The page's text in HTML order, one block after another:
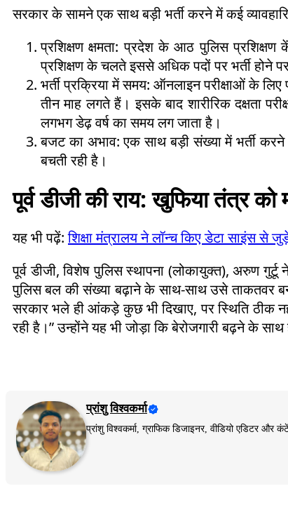
सरकार के सामने एक साथ बड़ी भर्ती करने में कई
प्रशिक्षण क्षमता: प्रदेश के आठ पुलिस
प्रशिक्षण के चलते इससे अधिक पदों पर भर्ती होने
भर्ती प्रक्रिया में समय: ऑनलाइन परीक्षाओं के लिए
तीन माह लगते हैं। इसके बाद शारीरिक दक्षता
लगभग डेढ़ वर्ष का समय लग जाता है।
बजट का अभाव: एक साथ बड़ी संख्या में भर्ती
बचती रही है।
पूर्व डीजी की राय: खुफिया तंत्र
यह भी पढ़ें: शिक्षा मंत्रालय ने लॉन्च किए डेटा साइंस से
पूर्व डीजी, विशेष पुलिस स्थापना (लोकायुक्त), अरुण
पुलिस बल की संख्या बढ़ाने के साथ-साथ उसे ताकतवर
सरकार भले ही आंकड़े कुछ भी दिखाए, पर स्थिति ठीक
रही है।” उन्होंने यह भी जोड़ा कि बेरोजगारी बढ़ने के
प्रांशु विश्वकर्मा
प्रांशु विश्वकर्मा, ग्राफिक डिजाइनर, वीडियो एडिटर